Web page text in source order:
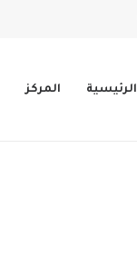
الرئيسية المركز